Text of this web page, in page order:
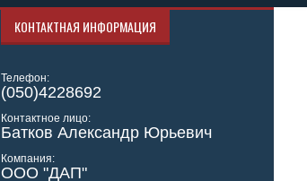
КОНТАКТНАЯ ИНФОРМАЦИЯ
Телефон:
(050)4228692
Контактное лицо:
Батков Александр Юрьевич
Компания:
ООО "ДАП"